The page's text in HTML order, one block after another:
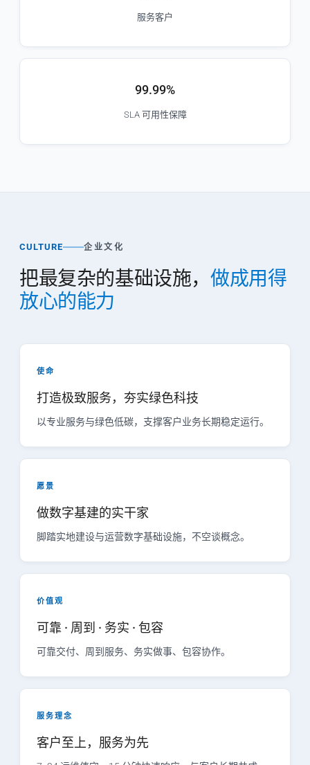
服务客户
99.99%
SLA 可用性保障
CULTURE 企业文化
把最复杂的基础设施， 做成用得
放心的能力
使命
打造极致服务，夯实绿色科技
以专业服务与绿色低碳，支撑客户业务长期稳定运行。
愿景
做数字基建的实干家
脚踏实地建设与运营数字基础设施，不空谈概念。
价值观
可靠 · 周到 · 务实 · 包容
可靠交付、周到服务、务实做事、包容协作。
服务理念
客户至上，服务为先